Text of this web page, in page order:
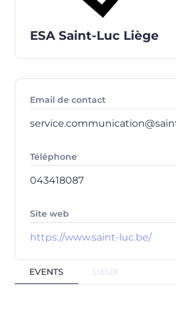
ESA Saint-Luc Liège
Email de contact
Téléphone
043418087
Site web
https://www.saint-luc.be/
EVENTS LIEUX